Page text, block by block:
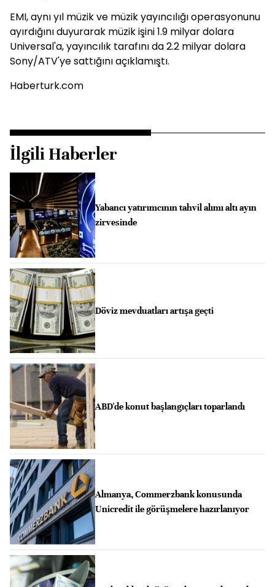
EMI, aynı yıl müzik ve müzik yayıncılığı operasyonunu
ayırdığını duyurarak müzik işini 1.9 milyar dolara
Universal'a, yayıncılık tarafını da 2.2 milyar dolara
Sony/ATV'ye sattığını açıklamıştı.
Haberturk.com
İlgili Haberler
Yabancı yatırımcının tahvil alımı altı ayın
zirvesinde
Döviz mevduatları artışa geçti
ABD'de konut başlangıçları toparlandı
Almanya, Commerzbank konusunda
Unicredit ile görüşmelere hazırlanıyor